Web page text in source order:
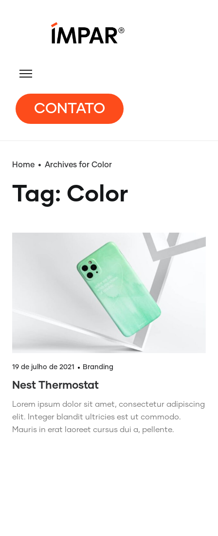
CONTATO
Home Archives for Color
Tag: Color
19 de julho de 2021 Branding
Nest Thermostat
Lorem ipsum dolor sit amet, consectetur adipiscing
elit. Integer blandit ultricies est ut commodo.
Mauris in erat laoreet cursus dui a, pellente.